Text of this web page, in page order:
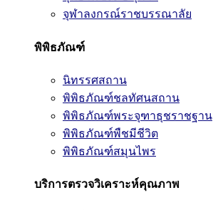
จุฬาลงกรณ์ราชบรรณาลัย
พิพิธภัณฑ์
นิทรรศสถาน
พิพิธภัณฑ์ชลทัศนสถาน
พิพิธภัณฑ์พระจุฑาธุชราชฐาน
พิพิธภัณฑ์พืชมีชีวิต
พิพิธภัณฑ์สมุนไพร
บริการตรวจวิเคราะห์คุณภาพ